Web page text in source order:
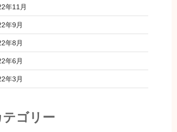
年11月
年9月
年8月
年6月
年3月
テゴリー